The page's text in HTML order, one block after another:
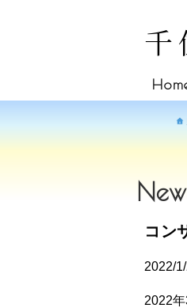
千
コン
2022/
2022